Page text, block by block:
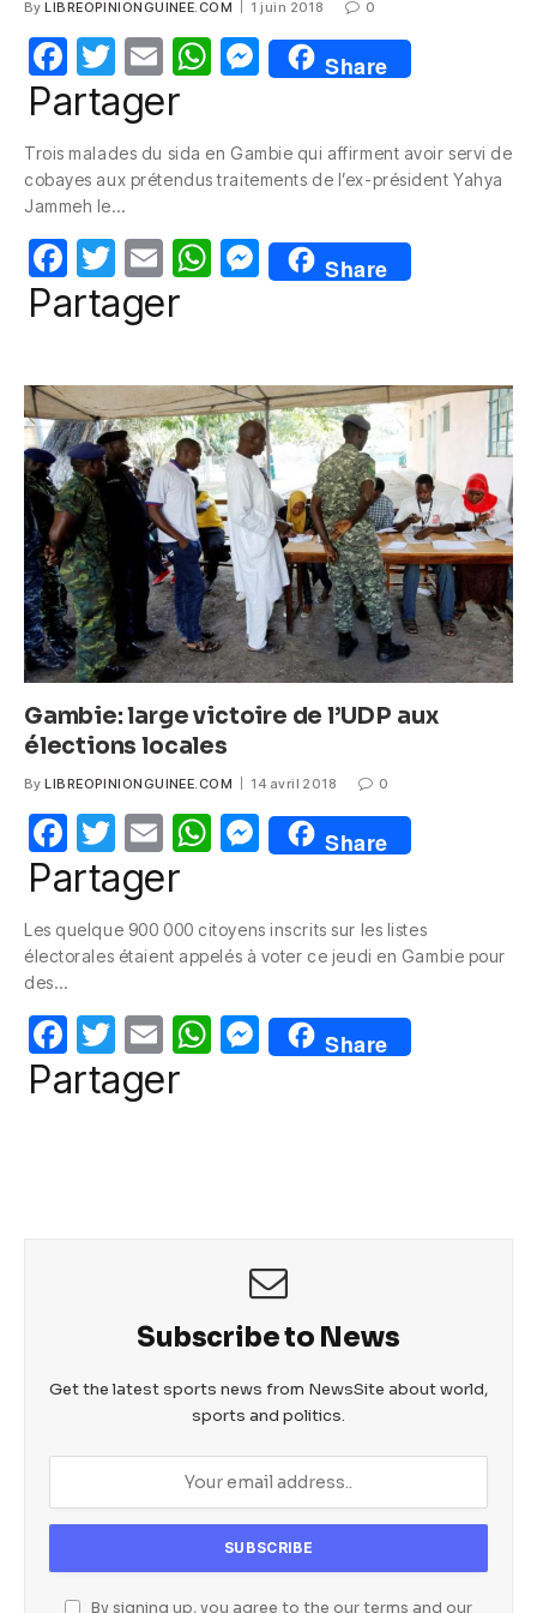
By LIBREOPINIONGUINEE.COM 1 juin 2018 0
F
a
e
b
o
o
k
T
w
itt
er
E
m
W
s
p
p
M
e
e
g
er
Share
Partager
Trois malades du sida en Gambie qui affirment avoir servi de
cobayes aux prétendus traitements de l’ex-président Yahya
Jammeh le…
F
a
e
b
o
o
k
T
w
itt
er
E
m
W
s
A
p
p
M
e
e
n
g
er
Share
Partager
Gambie: large victoire de l’UDP aux
élections locales
By LIBREOPINIONGUINEE.COM 14 avril 2018 0
F
a
e
o
o
k
T
w
itt
er
E
m
W
s
p
p
M
e
e
g
er
Share
Partager
Les quelque 900 000 citoyens inscrits sur les listes
électorales étaient appelés à voter ce jeudi en Gambie pour
des…
F
a
T
w
itt
E
m
W M
e
er
Share
Partager
Subscribe to News
Get the latest sports news from NewsSite about world,
sports and politics.
By signing up, you agree to the our terms and our